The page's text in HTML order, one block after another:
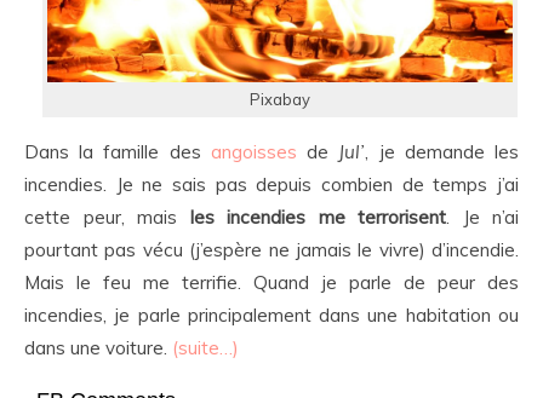
Pixabay
Dans la famille des angoisses de Jul’ , je demande les
incendies. Je ne sais pas depuis combien de temps j’ai
cette peur, mais les incendies me terrorisent . Je n’ai
pourtant pas vécu (j’espère ne jamais le vivre) d’incendie.
Mais le feu me terrifie. Quand je parle de peur des
incendies, je parle principalement dans une habitation ou
dans une voiture. (suite…)